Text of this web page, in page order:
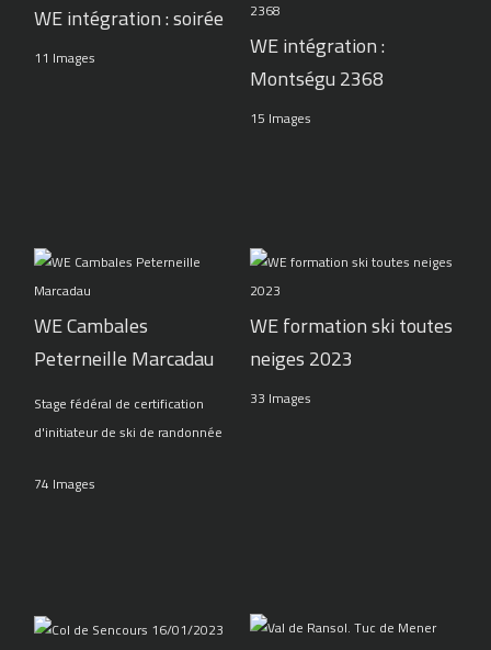
WE intégration : soirée
11 Images
WE intégration :
Montségu 2368
15 Images
WE Cambales
Peterneille Marcadau
Stage fédéral de certification
d'initiateur de ski de randonnée
74 Images
WE formation ski toutes
neiges 2023
33 Images